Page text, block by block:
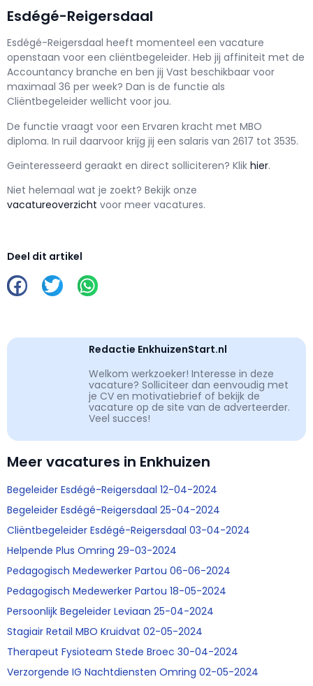
Esdégé-Reigersdaal
Esdégé-Reigersdaal heeft momenteel een vacature
openstaan voor een cliëntbegeleider. Heb jij affiniteit met de
Accountancy branche en ben jij Vast beschikbaar voor
maximaal 36 per week? Dan is de functie als
Cliëntbegeleider wellicht voor jou.
De functie vraagt voor een Ervaren kracht met MBO
diploma. In ruil daarvoor krijg jij een salaris van 2617 tot 3535.
Geïnteresseerd geraakt en direct solliciteren? Klik hier.
Niet helemaal wat je zoekt? Bekijk onze
vacatureoverzicht voor meer vacatures.
Deel dit artikel
Redactie EnkhuizenStart.nl
Welkom werkzoeker! Interesse in deze
vacature? Solliciteer dan eenvoudig met
je CV en motivatiebrief of bekijk de
vacature op de site van de adverteerder.
Veel succes!
Meer vacatures in Enkhuizen
Begeleider Esdégé-Reigersdaal 12-04-2024
Begeleider Esdégé-Reigersdaal 25-04-2024
Cliëntbegeleider Esdégé-Reigersdaal 03-04-2024
Helpende Plus Omring 29-03-2024
Pedagogisch Medewerker Partou 06-06-2024
Pedagogisch Medewerker Partou 18-05-2024
Persoonlijk Begeleider Leviaan 25-04-2024
Stagiair Retail MBO Kruidvat 02-05-2024
Therapeut Fysioteam Stede Broec 30-04-2024
Verzorgende IG Nachtdiensten Omring 02-05-2024